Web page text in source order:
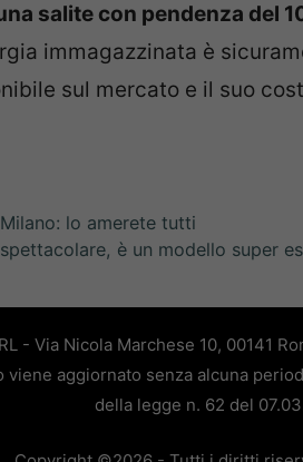
salite con pendenza del
immagazzinata è
sul mercato e il suo
lo amerete tutti
è un modello super
- Via Nicola Marchese 10, 00141
aggiornato senza alcuna
della legge n. 62 del